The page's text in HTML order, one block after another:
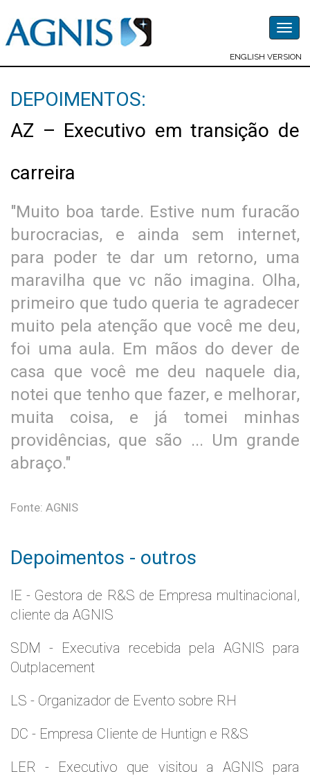
ENGLISH VERSION
DEPOIMENTOS:
AZ – Executivo em transição de
carreira
"Muito boa tarde. Estive num furacão
burocracias, e ainda sem internet,
para poder te dar um retorno, uma
maravilha que vc não imagina. Olha,
primeiro que tudo queria te agradecer
muito pela atenção que você me deu,
foi uma aula. Em mãos do dever de
casa que você me deu naquele dia,
notei que tenho que fazer, e melhorar,
muita coisa, e já tomei minhas
providências, que são ... Um grande
abraço."
Fonte: AGNIS
Depoimentos - outros
IE - Gestora de R&S de Empresa multinacional,
cliente da AGNIS
SDM - Executiva recebida pela AGNIS para
Outplacement
LS - Organizador de Evento sobre RH
DC - Empresa Cliente de Huntign e R&S
LER - Executivo que visitou a AGNIS para